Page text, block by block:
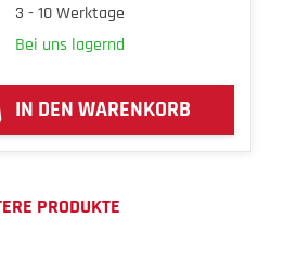
3 - 10 Werktage
Bei uns lagernd
IN DEN WARENKORB
PRODUKTE